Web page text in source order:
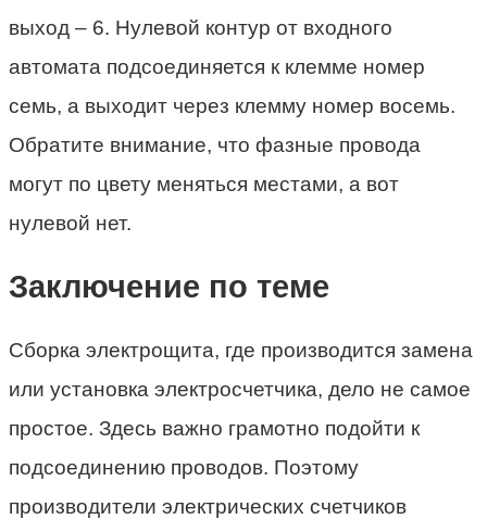
выход – 6. Нулевой контур от входного
автомата подсоединяется к клемме номер
семь, а выходит через клемму номер восемь.
Обратите внимание, что фазные провода
могут по цвету меняться местами, а вот
нулевой нет.
Заключение по теме
Сборка электрощита, где производится замена
или установка электросчетчика, дело не самое
простое. Здесь важно грамотно подойти к
подсоединению проводов. Поэтому
производители электрических счетчиков